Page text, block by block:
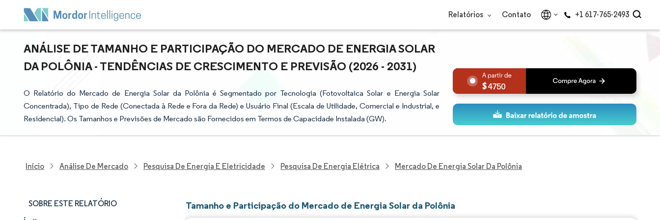
Relatórios Contato +1 617-765-2493
ANÁLISE DE TAMANHO E PARTICIPAÇÃO DO MERCADO DE ENERGIA SOLAR
DA POLÔNIA - TENDÊNCIAS DE CRESCIMENTO E PREVISÃO (2026 - 2031)
O Relatório do Mercado de Energia Solar da Polônia é Segmentado por Tecnologia (Fotovoltaica Solar e Energia Solar
Concentrada), Tipo de Rede (Conectada à Rede e Fora da Rede) e Usuário Final (Escala de Utilidade, Comercial e Industrial, e
Residencial). Os Tamanhos e Previsões de Mercado são Fornecidos em Termos de Capacidade Instalada (GW).
4750
Início Análise De Mercado Pesquisa De Energia E Eletricidade Pesquisa De Energia Elétrica Mercado De Energia Solar Da Polônia
SOBRE ESTE RELATÓRIO Tamanho e Participação do Mercado de Energia Solar da Polônia